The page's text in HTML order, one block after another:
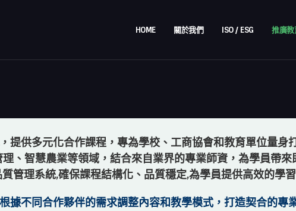
HOME 關於我們 ISO / ESG 推廣教
提供多元化合作課程，專為學校、工商協會和教育單位量身
、智慧農業等領域，結合來自業界的專業師資，為學員帶來
質管理系統,確保課程結構化、品質穩定,為學員提供高效的學
據不同合作夥伴的需求調整內容和教學模式， 打造契合的專